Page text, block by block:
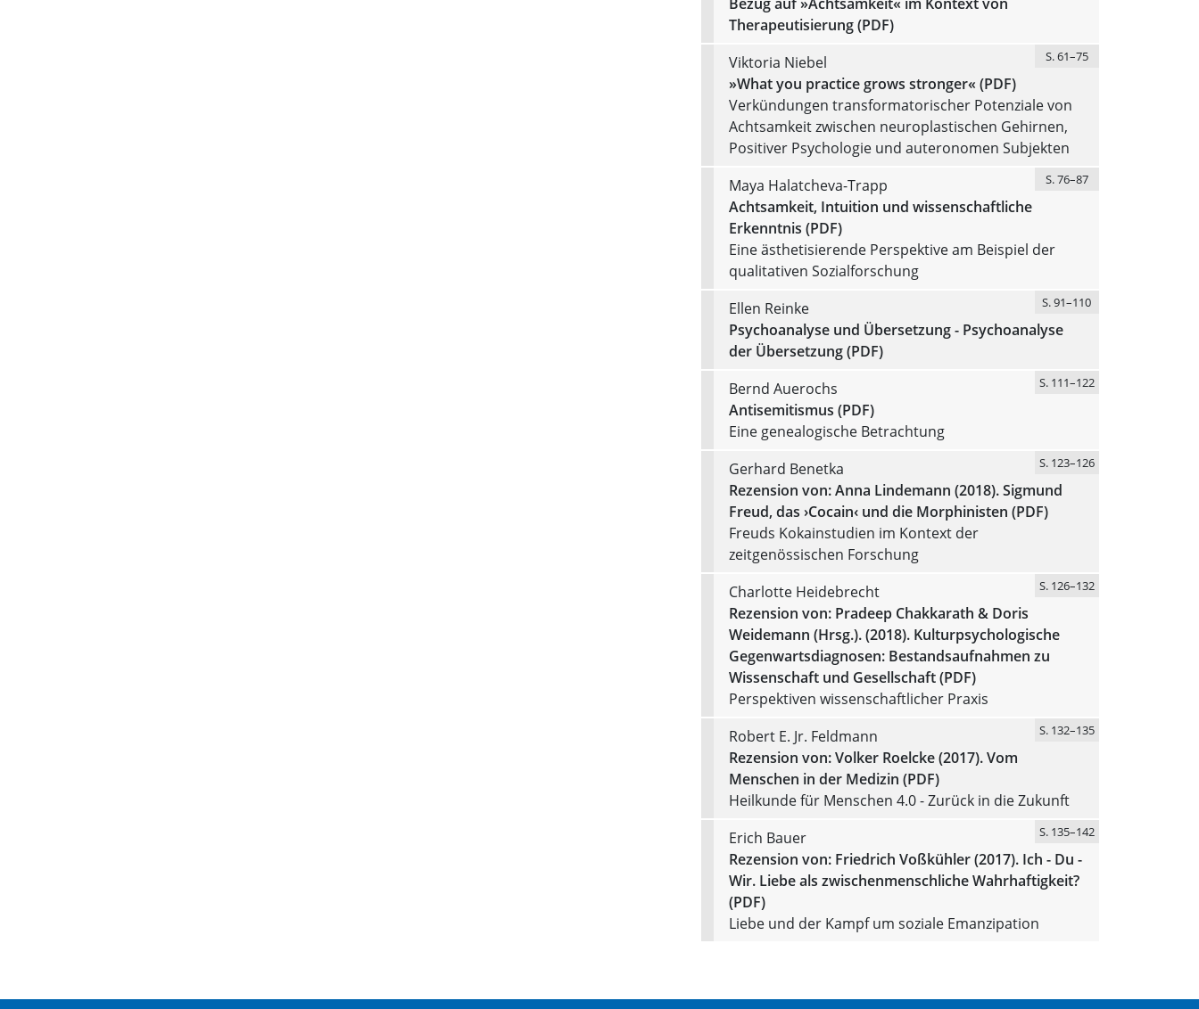
Therapeutisierung (PDF)
Viktoria Niebel
S. 61–75
»What you practice grows stronger« (PDF)
Verkündungen transformatorischer Potenziale von
Achtsamkeit zwischen neuroplastischen Gehirnen,
Positiver Psychologie und auteronomen Subjekten
Maya Halatcheva-Trapp
S. 76–87
Achtsamkeit, Intuition und wissenschaftliche
Erkenntnis (PDF)
Eine ästhetisierende Perspektive am Beispiel der
qualitativen Sozialforschung
Ellen Reinke
S. 91–110
Psychoanalyse und Übersetzung - Psychoanalyse
der Übersetzung (PDF)
Bernd Auerochs
S. 111–122
Antisemitismus (PDF)
Eine genealogische Betrachtung
Gerhard Benetka
S. 123–126
Rezension von: Anna Lindemann (2018). Sigmund
Freud, das ›Cocain‹ und die Morphinisten (PDF)
Freuds Kokainstudien im Kontext der
zeitgenössischen Forschung
Charlotte Heidebrecht
S. 126–132
Rezension von: Pradeep Chakkarath & Doris
Weidemann (Hrsg.). (2018). Kulturpsychologische
Gegenwartsdiagnosen: Bestandsaufnahmen zu
Wissenschaft und Gesellschaft (PDF)
Perspektiven wissenschaftlicher Praxis
Robert E. Jr. Feldmann
S. 132–135
Rezension von: Volker Roelcke (2017). Vom
Menschen in der Medizin (PDF)
Heilkunde für Menschen 4.0 - Zurück in die Zukunft
Erich Bauer
S. 135–142
Rezension von: Friedrich Voßkühler (2017). Ich - Du -
Wir. Liebe als zwischenmenschliche Wahrhaftigkeit?
(PDF)
Liebe und der Kampf um soziale Emanzipation